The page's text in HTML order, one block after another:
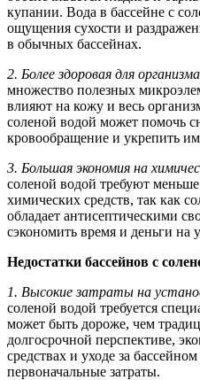
купании. Вода в бассейне с
ощущения сухости и
в обычных бассейнах.
2. Более здоровая для
множество полезных
влияют на кожу и весь
соленой водой может помочь
кровообращение и укрепить
3. Большая экономия на
соленой водой требуют
химических средств, так как
обладает антисептическими
сэкономить время и деньги на
Недостатки бассейнов с
1. Высокие затраты на
соленой водой требуется
может быть дороже, чем
долгосрочной перспективе,
средствах и уходе за
первоначальные затраты.